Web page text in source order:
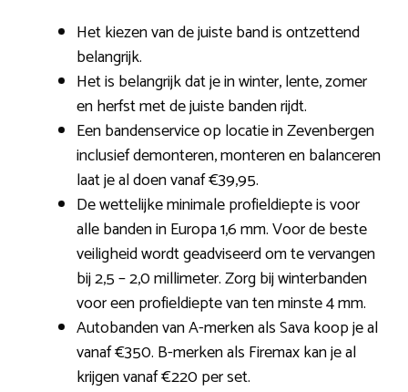
Het kiezen van de juiste band is ontzettend
belangrijk.
Het is belangrijk dat je in winter, lente, zomer
en herfst met de juiste banden rijdt.
Een bandenservice op locatie in Zevenbergen
inclusief demonteren, monteren en balanceren
laat je al doen vanaf €39,95.
De wettelijke minimale profieldiepte is voor
alle banden in Europa 1,6 mm. Voor de beste
veiligheid wordt geadviseerd om te vervangen
bij 2,5 – 2,0 millimeter. Zorg bij winterbanden
voor een profieldiepte van ten minste 4 mm.
Autobanden van A-merken als Sava koop je al
vanaf €350. B-merken als Firemax kan je al
krijgen vanaf €220 per set.